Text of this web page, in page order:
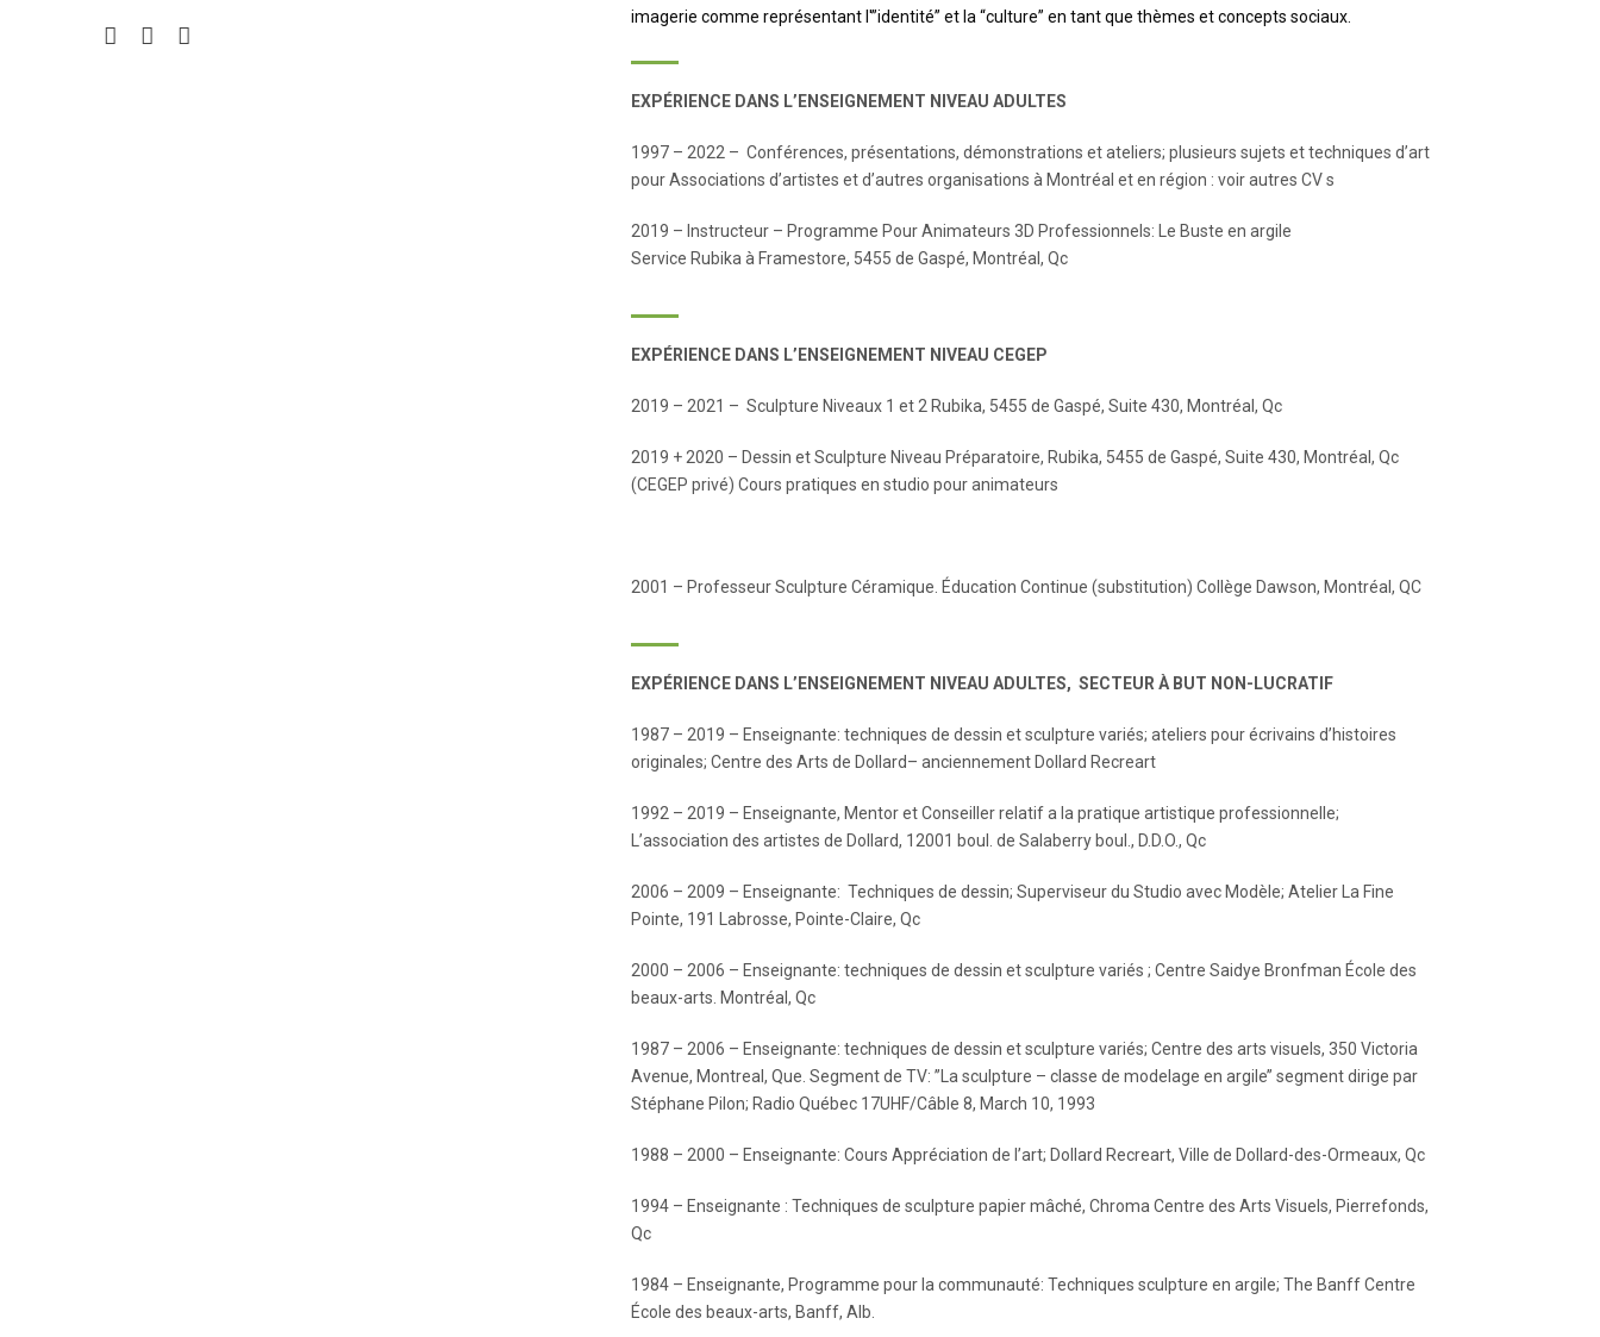
imagerie comme représentant l'”identité” et la “culture” en tant que thèmes et concepts sociaux.
EXPÉRIENCE DANS L’ENSEIGNEMENT NIVEAU ADULTES
1997 – 2022 – Conférences, présentations, démonstrations et ateliers; plusieurs sujets et techniques d’art
pour Associations d’artistes et d’autres organisations à Montréal et en région : voir autres CV s
2019 – Instructeur – Programme Pour Animateurs 3D Professionnels: Le Buste en argile
Service Rubika à Framestore, 5455 de Gaspé, Montréal, Qc
EXPÉRIENCE DANS L’ENSEIGNEMENT NIVEAU CEGEP
2019 – 2021 – Sculpture Niveaux 1 et 2 Rubika, 5455 de Gaspé, Suite 430, Montréal, Qc
2019 + 2020 – Dessin et Sculpture Niveau Préparatoire, Rubika, 5455 de Gaspé, Suite 430, Montréal, Qc
(CEGEP privé) Cours pratiques en studio pour animateurs
2001 – Professeur Sculpture Céramique. Éducation Continue (substitution) Collège Dawson, Montréal, QC
EXPÉRIENCE DANS L’ENSEIGNEMENT NIVEAU ADULTES, SECTEUR À BUT NON-LUCRATIF
1987 – 2019 – Enseignante: techniques de dessin et sculpture variés; ateliers pour écrivains d’histoires
originales; Centre des Arts de Dollard– anciennement Dollard Recreart
1992 – 2019 – Enseignante, Mentor et Conseiller relatif a la pratique artistique professionnelle;
L’association des artistes de Dollard, 12001 boul. de Salaberry boul., D.D.O., Qc
2006 – 2009 – Enseignante: Techniques de dessin; Superviseur du Studio avec Modèle; Atelier La Fine
Pointe, 191 Labrosse, Pointe-Claire, Qc
2000 – 2006 – Enseignante: techniques de dessin et sculpture variés ; Centre Saidye Bronfman École des
beaux-arts. Montréal, Qc
1987 – 2006 – Enseignante: techniques de dessin et sculpture variés; Centre des arts visuels, 350 Victoria
Avenue, Montreal, Que. Segment de TV: ’’La sculpture – classe de modelage en argile’’ segment dirige par
Stéphane Pilon; Radio Québec 17UHF/Câble 8, March 10, 1993
1988 – 2000 – Enseignante: Cours Appréciation de l’art; Dollard Recreart, Ville de Dollard-des-Ormeaux, Qc
1994 – Enseignante : Techniques de sculpture papier mâché, Chroma Centre des Arts Visuels, Pierrefonds,
Qc
1984 – Enseignante, Programme pour la communauté: Techniques sculpture en argile; The Banff Centre
École des beaux-arts, Banff, Alb.